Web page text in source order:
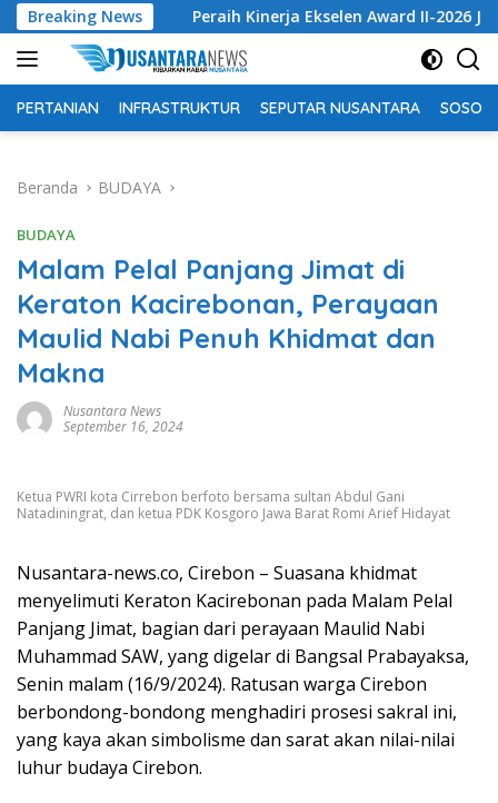
Langsung
ke
konten
Breaking News
Peraih Kinerja Ekselen Award II-2026 Junghi Suhardi:
PERTANIAN INFRASTRUKTUR SEPUTAR NUSANTARA SOSOK
Beranda BUDAYA
BUDAYA
Malam Pelal Panjang Jimat di
Keraton Kacirebonan, Perayaan
Maulid Nabi Penuh Khidmat dan
Makna
Nusantara News
September 16, 2024
Ketua PWRI kota Cirrebon berfoto bersama sultan Abdul Gani
Natadiningrat, dan ketua PDK Kosgoro Jawa Barat Romi Arief Hidayat
Nusantara-news.co, Cirebon – Suasana khidmat
menyelimuti Keraton Kacirebonan pada Malam Pelal
Panjang Jimat, bagian dari perayaan Maulid Nabi
Muhammad SAW, yang digelar di Bangsal Prabayaksa,
Senin malam (16/9/2024). Ratusan warga Cirebon
berbondong-bondong menghadiri prosesi sakral ini,
yang kaya akan simbolisme dan sarat akan nilai-nilai
luhur budaya Cirebon.